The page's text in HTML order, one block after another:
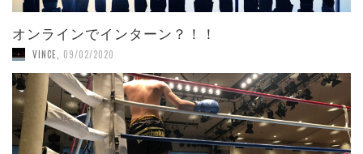
オンラインでインターン？！！
VINCE 09/02/2020